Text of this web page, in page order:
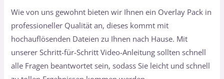
Wie von uns gewohnt bieten wir Ihnen ein Overlay Pack in
professioneller Qualität an, dieses kommt mit
hochauflösenden Dateien zu Ihnen nach Hause. Mit
unserer Schritt-für-Schritt Video-Anleitung sollten schnell
alle Fragen beantwortet sein, sodass Sie leicht und schnell